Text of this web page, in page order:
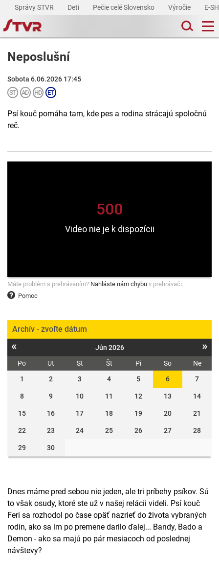
Správy STVR Deti Pečie celé Slovensko Výročie E-
Neposlušní
Sobota 6.06.2026 17:45
Psí kouč pomáha tam, kde pes a rodina strácajú spoločnú
reč.
Pomoc
Máte problém s prehrávaním? Nahláste nám chybu v prehrávači.
Archív - zvoľte dátum
« Jún 2026 »
Po Ut St Št Pi So
Ne
1
2 3 4 5 6 7
8 9 10 11 12 13 14
15 16 17 18 19 20 21
22 23 24 25 26 27 28
29 30
Dnes máme pred sebou nie jeden, ale tri príbehy psíkov. Sú
to však osudy, ktoré ste už v našej relácii videli. Psí kouč
Feri sa rozhodol po čase opäť nazrieť do života vybraných
rodín, ako sa im po premene darilo ďalej... Bandy, Bado a
Demon - ako sa majú po pár mesiacoch od poslednej
návštevy?